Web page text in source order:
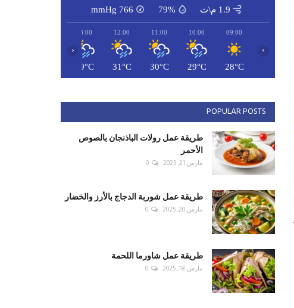
1.9 م\ث 79%
766
mmHg
09:00
28°C
10:00
29°C
11:00
30°C
12:00
31°C
13:00
29°C
‹ ›
POPULAR POSTS
طريقة عمل رولات الباذنجان بالصوص
الأحمر
مارس 21, 2025 0
طريقة عمل شوربة الدجاج بالأرز والخضار
مارس 20, 2025 0
طريقة عمل شاورما اللحمة
مارس 18, 2025 0